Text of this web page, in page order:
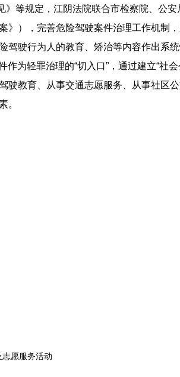
等规定，江阴法院联合市检察院、公安
》），完善危险驾驶案件治理工作机制
驶行为人的教育、矫治等内容作出系统
为轻罪治理的“切入口”，通过建立“社
驶教育、从事交通志愿服务、从事社区
。
愿服务活动